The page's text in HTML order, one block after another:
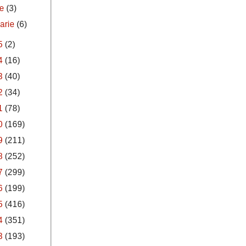
(3)
(6)
(2)
(16)
(40)
(34)
(78)
(169)
(211)
(252)
(299)
(199)
(416)
(351)
(193)